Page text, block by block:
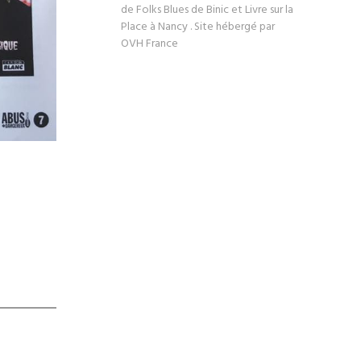
de Folks Blues de Binic et Livre sur la
Place à Nancy . Site hébergé par
OVH France